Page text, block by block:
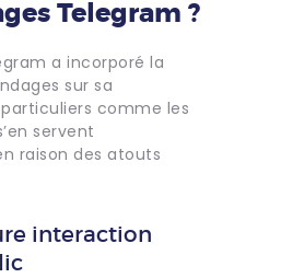
Telegram ?
a incorporé la
sur sa
comme les
servent
raison des atouts
interaction